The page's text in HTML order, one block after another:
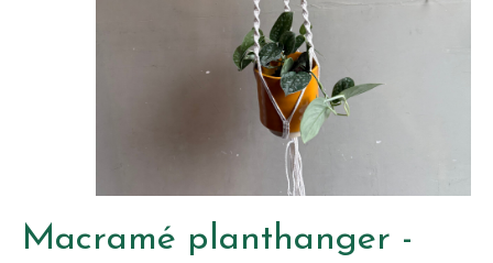
Macramé planthanger -